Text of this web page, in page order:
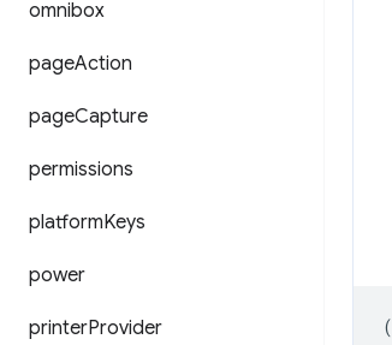
omnibox
pageAction
pageCapture
permissions
platformKeys
power
printerProvider (